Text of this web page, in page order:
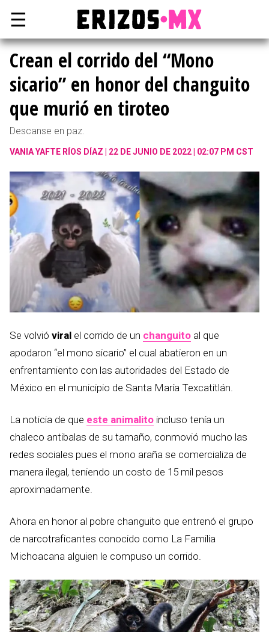
☰
Crean el corrido del “Mono
sicario” en honor del changuito
que murió en tiroteo
Descanse en paz.
VANIA YAFTE RÍOS DÍAZ 22 DE JUNIO DE 2022 | 02:07 PM CST
Se volvió viral el corrido de un changuito al que
apodaron “el mono sicario” el cual abatieron en un
enfrentamiento con las autoridades del Estado de
México en el municipio de Santa María Texcatitlán.
La noticia de que este animalito incluso tenía un
chaleco antibalas de su tamaño, conmovió mucho las
redes sociales pues el mono araña se comercializa de
manera ilegal, teniendo un costo de 15 mil pesos
aproximadamente.
Ahora en honor al pobre changuito que entrenó el grupo
de narcotraficantes conocido como La Familia
Michoacana alguien le compuso un corrido.